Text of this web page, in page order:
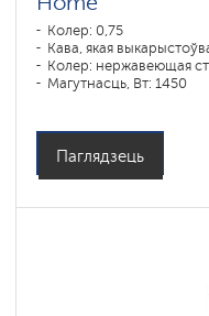
Колер: 0,75
Кава, якая
Колер: нержавеющая
Магутнасць, Вт: 1450
Паглядзець